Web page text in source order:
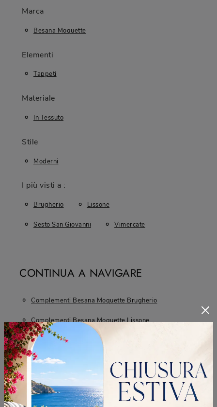
Marca
Besana Moquette
Elementi
Tappeti
Materiale
In Tessuto
Stile
Moderni
I più visti a :
Brugherio Lissone
Sesto San Giovanni Vimercate
CONTINUA A NAVIGARE
Complementi Besana Moquette Brugherio
Complementi Besana Moquette Lissone
Complementi Besana Moquette Sesto San Giovanni
Complementi Besana Moquette Vimercate
Negozio Di Tappeti A Brugherio
Negozio Di Tappeti A Lissone